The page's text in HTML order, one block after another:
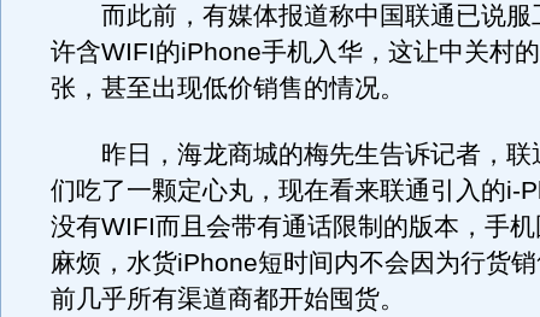
而此前，有媒体报道称中国联通已说服
许含WIFI的iPhone手机入华，这让中关村
张，甚至出现低价销售的情况。
昨日，海龙商城的梅先生告诉记者，联
们吃了一颗定心丸，现在看来联通引入的i-
没有WIFI而且会带有通话限制的版本，手
麻烦，水货iPhone短时间内不会因为行货
前几乎所有渠道商都开始囤货。